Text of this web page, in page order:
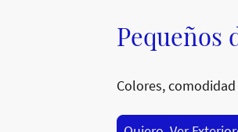
Pequeños
Colores,